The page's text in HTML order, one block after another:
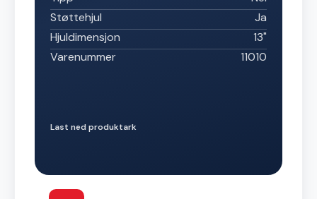
Støttehjul
Ja
Hjuldimensjon
13"
Varenummer
11010
Last ned produktark